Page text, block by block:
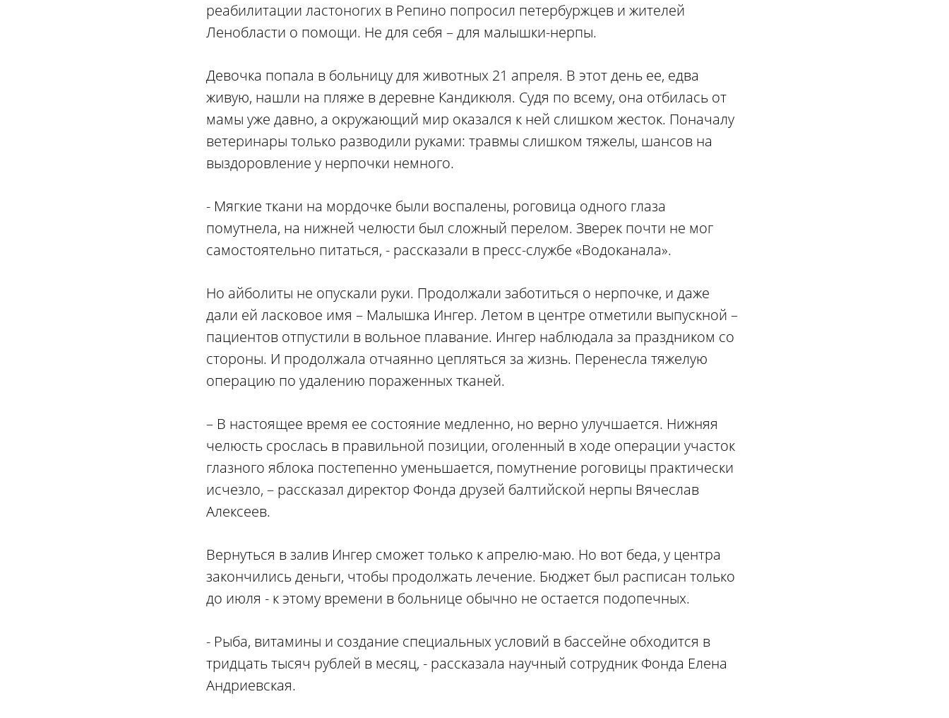
реабилитации ластоногих в Репино попросил петербуржцев и жителей
Ленобласти о помощи. Не для себя – для малышки-нерпы.
Девочка попала в больницу для животных 21 апреля. В этот день ее, едва
живую, нашли на пляже в деревне Кандикюля. Судя по всему, она отбилась от
мамы уже давно, а окружающий мир оказался к ней слишком жесток. Поначалу
ветеринары только разводили руками: травмы слишком тяжелы, шансов на
выздоровление у нерпочки немного.
- Мягкие ткани на мордочке были воспалены, роговица одного глаза
помутнела, на нижней челюсти был сложный перелом. Зверек почти не мог
самостоятельно питаться, - рассказали в пресс-службе «Водоканала».
Но айболиты не опускали руки. Продолжали заботиться о нерпочке, и даже
дали ей ласковое имя – Малышка Ингер. Летом в центре отметили выпускной –
пациентов отпустили в вольное плавание. Ингер наблюдала за праздником со
стороны. И продолжала отчаянно цепляться за жизнь. Перенесла тяжелую
операцию по удалению пораженных тканей.
– В настоящее время ее состояние медленно, но верно улучшается. Нижняя
челюсть срослась в правильной позиции, оголенный в ходе операции участок
глазного яблока постепенно уменьшается, помутнение роговицы практически
исчезло, – рассказал директор Фонда друзей балтийской нерпы Вячеслав
Алексеев.
Вернуться в залив Ингер сможет только к апрелю-маю. Но вот беда, у центра
закончились деньги, чтобы продолжать лечение. Бюджет был расписан только
до июля - к этому времени в больнице обычно не остается подопечных.
- Рыба, витамины и создание специальных условий в бассейне обходится в
тридцать тысяч рублей в месяц, - рассказала научный сотрудник Фонда Елена
Андриевская.